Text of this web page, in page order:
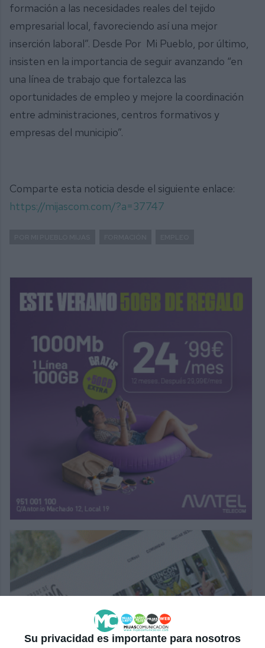
Su privacidad es importante para nosotros
formación a las necesidades reales del tejido
empresarial local, favoreciendo así una mejor
inserción laboral”. Desde Por Mi Pueblo, por último,
insisten en la importancia de seguir avanzando “en
una línea de trabajo que fortalezca las
oportunidades de empleo y mejore la coordinación
entre administraciones, centros formativos y
empresas del municipio”.
Comparte esta noticia desde el siguiente enlace:
https://mijascom.com/?a=37747